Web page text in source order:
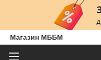
Магазин МББМ